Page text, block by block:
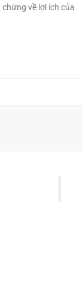
về lợi ích của